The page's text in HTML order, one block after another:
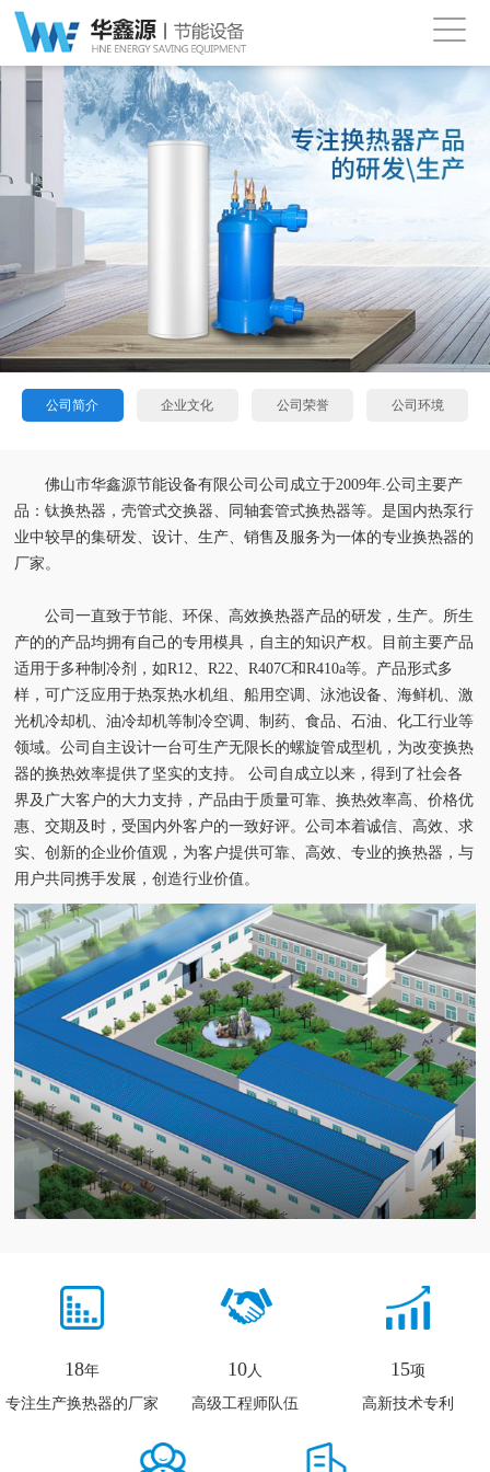
公司简介 企业文化 公司荣誉 公司环境
佛山市华鑫源节能设备有限公司公司成立于2009年.公司主要产
品：钛换热器，壳管式交换器、同轴套管式换热器等。是国内热泵行
业中较早的集研发、设计、生产、销售及服务为一体的专业换热器的
厂家。
公司一直致于节能、环保、高效换热器产品的研发，生产。所生
产的的产品均拥有自己的专用模具，自主的知识产权。目前主要产品
适用于多种制冷剂，如R12、R22、R407C和R410a等。产品形式多
样，可广泛应用于热泵热水机组、船用空调、泳池设备、海鲜机、激
光机冷却机、油冷却机等制冷空调、制药、食品、石油、化工行业等
领域。公司自主设计一台可生产无限长的螺旋管成型机，为改变换热
器的换热效率提供了坚实的支持。 公司自成立以来，得到了社会各
界及广大客户的大力支持，产品由于质量可靠、换热效率高、价格优
惠、交期及时，受国内外客户的一致好评。公司本着诚信、高效、求
实、创新的企业价值观，为客户提供可靠、高效、专业的换热器，与
用户共同携手发展，创造行业价值。
18年
专注生产换热器的厂家
10人
高级工程师队伍
15项
高新技术专利